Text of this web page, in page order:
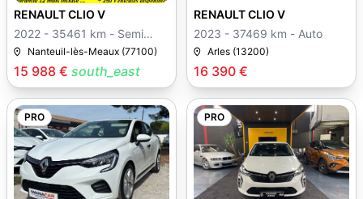
15 988 € south_east
RENAULT CLIO V
2022 - 35461 km - Semi
autoNanteuil-lès-Meaux (77100)
16 390 €
RENAULT CLIO V
2023 - 37469 km - Auto
Arles (13200)
PRO PRO